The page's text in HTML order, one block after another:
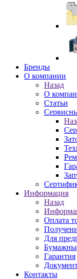
Бренды
O компании
Назад
O
Статьи
Информация
Назад
Оплата
Для
Гарантия
Контакты